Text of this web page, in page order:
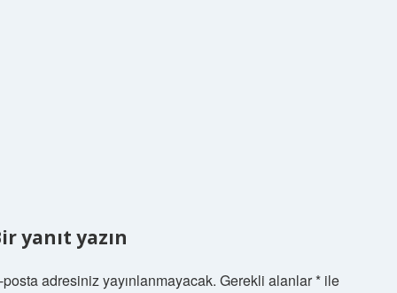
yanıt yazın
adresiniz yayınlanmayacak. Gerekli alanlar* ile